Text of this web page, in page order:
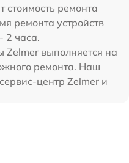
стоимость ремонта
ремонта устройств
2 часа.
выполняется на
ремонта. Наш
центр Zelmer и